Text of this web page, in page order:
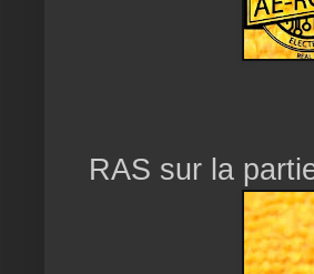
RAS sur la